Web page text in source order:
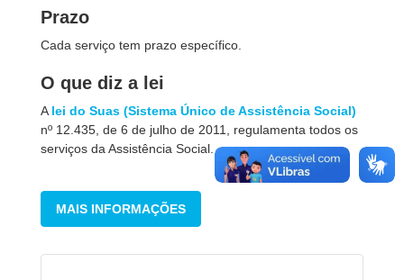
Prazo
Cada serviço tem prazo específico.
O que diz a lei
A lei do Suas (Sistema Único de Assistência Social)
nº 12.435, de 6 de julho de 2011, regulamenta todos os
serviços da Assistência Social.
MAIS INFORMAÇÕES